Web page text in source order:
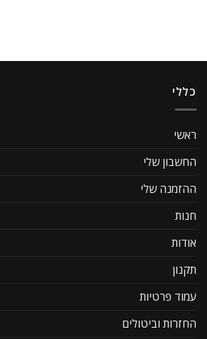
כללי
ראשי
החשבון שלי
ההזמנה שלי
חנות
אודות
תקנון
עמוד פרטיות
החזרות וביטולים